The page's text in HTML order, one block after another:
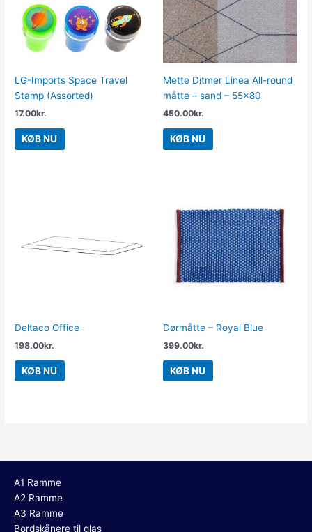
LG-Imports Space Travel
Stamp (Assorted)
17.00kr.
KØB NU
Mette Ditmer Linea All-round
måtte – sand – 55×80
450.00kr.
KØB NU
Deltaco Office
198.00kr.
KØB NU
Dørmåtte – Royal Blue
399.00kr.
KØB NU
A1 Ramme
A2 Ramme
A3 Ramme
Bordskånere til glas